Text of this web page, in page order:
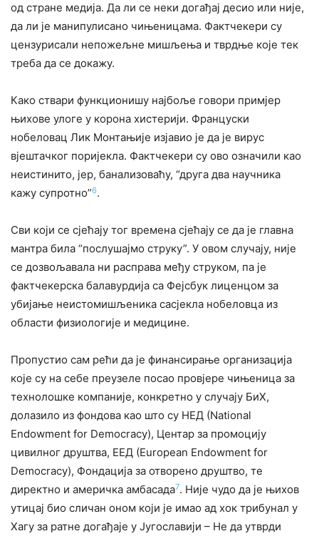
од стране медија. Да ли се неки догађај десио или није,
да ли је манипулисано чињеницама. Фактчекери су
цензурисали непожељне мишљења и тврдње које тек
треба да се докажу.
Како ствари функционишу најбоље говори примјер
њихове улоге у корона хистерији. Француски
нобеловац Лик Монтањије изјавио је да је вирус
вјештачког поријекла. Фактчекери су ово означили као
неистинито, јер, банализоваћу, “друга два научника
кажу супротно”6.
Сви који се сјећају тог времена сјећају се да је главна
мантра била “послушајмо струку”. У овом случају, није
се дозвољавала ни расправа међу струком, па је
фактчекерска балавурдија са Фејсбук лиценцом за
убијање неистомишљеника сасјекла нобеловца из
области физиологије и медицине.
Пропустио сам рећи да је финансирање организација
које су на себе преузеле посао провјере чињеница за
технолошке компаније, конкретно у случају БиХ,
долазило из фондова као што су НЕД (National
Endowment for Democracy), Центар за промоцију
цивилног друштва, ЕЕД (European Endowment for
Democracy), Фондација за отворено друштво, те
директно и америчка амбасада7. Није чудо да је њихов
утицај био сличан оном који је имао ад хок трибунал у
Хагу за ратне догађаје у Југославији – Не да утврди